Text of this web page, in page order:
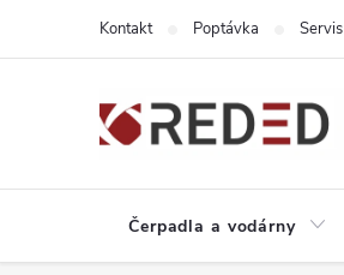
Kontakt Poptávka Servis
Čerpadla a vodárny